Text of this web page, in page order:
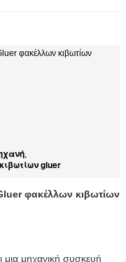
φακέλλων κιβωτίων
,
gluer
φακέλλων κιβωτίων
μια μηχανική συσκευή